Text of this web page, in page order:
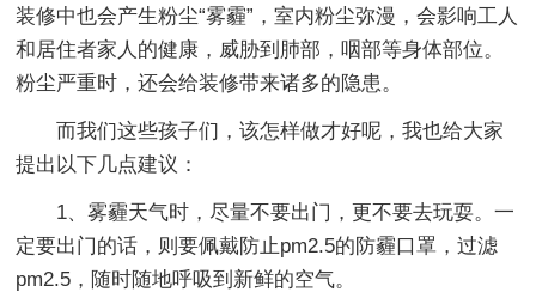
装修中也会产生粉尘“雾霾”，室内粉尘弥漫，会影响工人
和居住者家人的健康，威胁到肺部，咽部等身体部位。
粉尘严重时，还会给装修带来诸多的隐患。
而我们这些孩子们，该怎样做才好呢，我也给大家
提出以下几点建议：
1、雾霾天气时，尽量不要出门，更不要去玩耍。一
定要出门的话，则要佩戴防止pm2.5的防霾口罩，过滤
pm2.5，随时随地呼吸到新鲜的空气。